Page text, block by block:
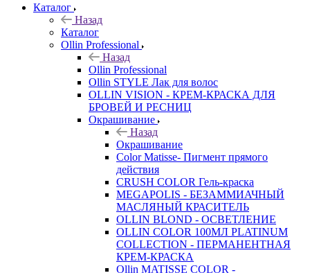
Каталог
Назад
Каталог
Ollin Professional
Назад
Ollin Professional
Ollin STYLE Лак для волос
OLLIN VISION - КРЕМ-КРАСКА ДЛЯ
БРОВЕЙ И РЕСНИЦ
Окрашивание
Назад
Окрашивание
Color Matisse- Пигмент прямого
действия
CRUSH COLOR Гель-краска
MEGAPOLIS - БЕЗАММИАЧНЫЙ
МАСЛЯНЫЙ КРАСИТЕЛЬ
OLLIN BLOND - ОСВЕТЛЕНИЕ
OLLIN COLOR 100МЛ PLATINUM
COLLECTION - ПЕРМАНЕНТНАЯ
КРЕМ-КРАСКА
Ollin MATISSE COLOR -